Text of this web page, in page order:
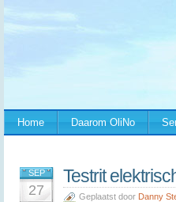
Home Daarom OliNo
SEP
27
Testrit
Geplaatst door Danny